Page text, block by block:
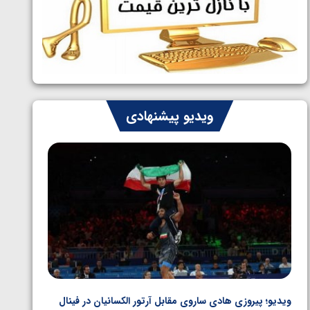
دوم کشتی فرنگی نوجوانان جهان
1405/05/06
ویدیو پیشنهادی
ویدیو؛ پیروزی هادی ساروی مقابل آرتور الکسانیان در فینال